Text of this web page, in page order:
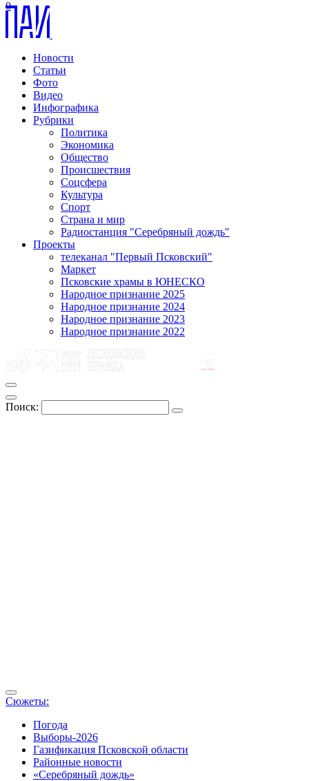
Новости
Статьи
Фото
Видео
Инфографика
Рубрики
Политика
Экономика
Общество
Происшествия
Соцсфера
Культура
Спорт
Страна и мир
Радиостанция "Серебряный дождь"
Проекты
телеканал "Первый Псковский"
Маркет
Псковские храмы в ЮНЕСКО
Народное признание 2025
Народное признание 2024
Народное признание 2023
Народное признание 2022
Поиск:
Сюжеты:
Погода
Выборы-2026
Газификация Псковской области
Районные новости
«Серебряный дождь»
0